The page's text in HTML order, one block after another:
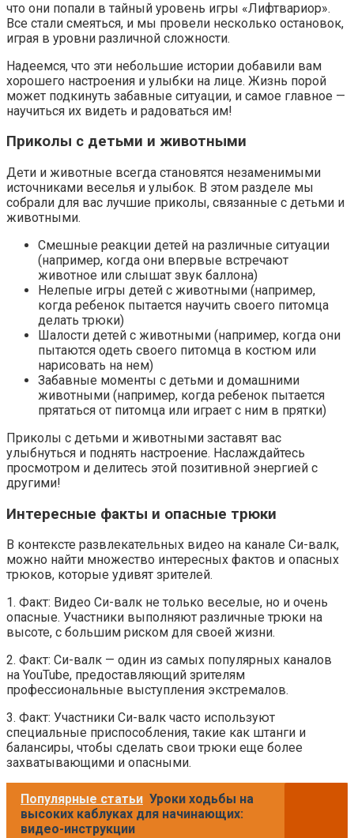
что они попали в тайный уровень игры «Лифтвариор».
Все стали смеяться, и мы провели несколько остановок,
играя в уровни различной сложности.
Надеемся, что эти небольшие истории добавили вам
хорошего настроения и улыбки на лице. Жизнь порой
может подкинуть забавные ситуации, и самое главное —
научиться их видеть и радоваться им!
Приколы с детьми и животными
Дети и животные всегда становятся незаменимыми
источниками веселья и улыбок. В этом разделе мы
собрали для вас лучшие приколы, связанные с детьми и
животными.
Смешные реакции детей на различные ситуации
(например, когда они впервые встречают
животное или слышат звук баллона)
Нелепые игры детей с животными (например,
когда ребенок пытается научить своего питомца
делать трюки)
Шалости детей с животными (например, когда они
пытаются одеть своего питомца в костюм или
нарисовать на нем)
Забавные моменты с детьми и домашними
животными (например, когда ребенок пытается
прятаться от питомца или играет с ним в прятки)
Приколы с детьми и животными заставят вас
улыбнуться и поднять настроение. Наслаждайтесь
просмотром и делитесь этой позитивной энергией с
другими!
Интересные факты и опасные трюки
В контексте развлекательных видео на канале Си-валк,
можно найти множество интересных фактов и опасных
трюков, которые удивят зрителей.
1. Факт: Видео Си-валк не только веселые, но и очень
опасные. Участники выполняют различные трюки на
высоте, с большим риском для своей жизни.
2. Факт: Си-валк — один из самых популярных каналов
на YouTube, предоставляющий зрителям
профессиональные выступления экстремалов.
3. Факт: Участники Си-валк часто используют
специальные приспособления, такие как штанги и
балансиры, чтобы сделать свои трюки еще более
захватывающими и опасными.
Популярные статьи Уроки ходьбы на
высоких каблуках для начинающих:
видео-инструкции